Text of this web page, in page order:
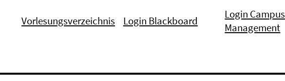
Vorlesungsverzeichnis Login Blackboard
Login Campus
Management